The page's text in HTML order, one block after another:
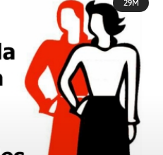
29M